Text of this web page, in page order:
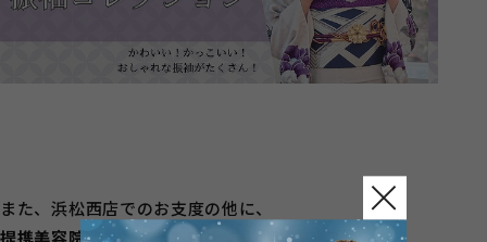
また、浜松西店でのお支度の他に、
提携美容院でのお支度も可能です◎